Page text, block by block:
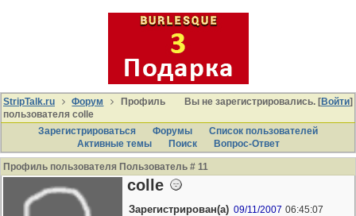
Вы не зарегистрировались. [Войти]
StripTalk.ru Форум
Профиль
пользователя colle
Зарегистрироваться
Форумы
Список пользователей
Активные темы
Поиcк Вопрос-Ответ
Профиль пользователя Пользователь # 11
colle
Зарегистрирован(а) 09/11/2007 06:45:07